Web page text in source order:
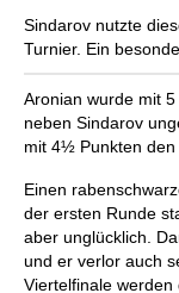
Sindarov nutzte
Turnier. Ein
Aronian wurde mit
neben Sindarov
mit 4½ Punkten den
Einen
der ersten Runde
aber unglücklich.
und er verlor auch
Viertelfinale